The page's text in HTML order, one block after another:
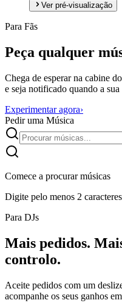
Ver pré-visualização
Para Fãs
Peça qualquer
Chega de esperar na cabine
e seja notificado quando a
Experimentar agora›
Pedir uma Música
Comece a procurar músicas
Digite pelo menos 2
Para DJs
Mais pedidos.
controlo.
Aceite pedidos com um
acompanhe os seus ganhos